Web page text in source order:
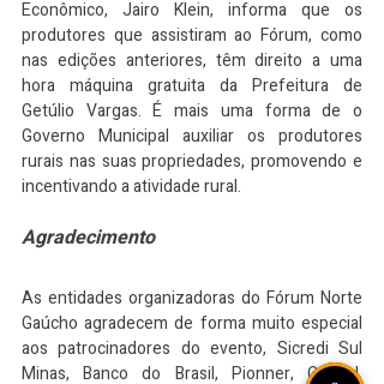
Econômico, Jairo Klein, informa que os
produtores que assistiram ao Fórum, como
nas edições anteriores, têm direito a uma
hora máquina gratuita da Prefeitura de
Getúlio Vargas. É mais uma forma de o
Governo Municipal auxiliar os produtores
rurais nas suas propriedades, promovendo e
incentivando a atividade rural.
Agradecimento
As entidades organizadoras do Fórum Norte
Gaúcho agradecem de forma muito especial
aos patrocinadores do evento, Sicredi Sul
Minas, Banco do Brasil, Pionner, Cotrijal,